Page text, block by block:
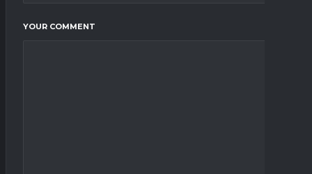
YOUR COMMENT